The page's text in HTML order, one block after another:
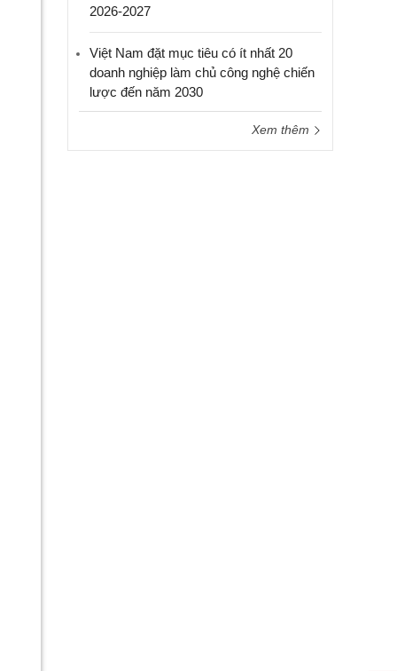
2026-2027
Việt Nam đặt mục tiêu có ít nhất 20
doanh nghiệp làm chủ công nghệ chiến
lược đến năm 2030
Xem thêm